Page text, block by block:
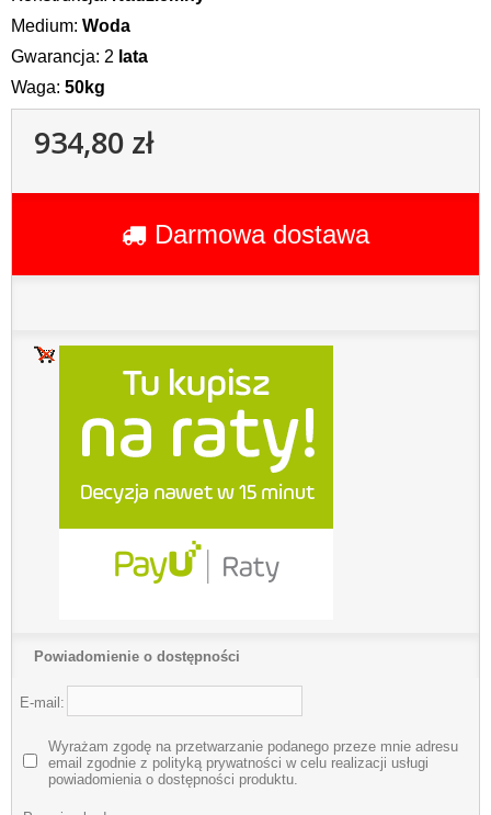
Medium: Woda
Gwarancja: 2 lata
Waga: 50kg
934,80 zł
Darmowa dostawa
Powiadomienie o dostępności
E-mail:
Wyrażam zgodę na przetwarzanie podanego przeze mnie adresu
email zgodnie z polityką prywatności w celu realizacji usługi
powiadomienia o dostępności produktu.